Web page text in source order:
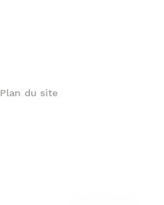
Plan du site